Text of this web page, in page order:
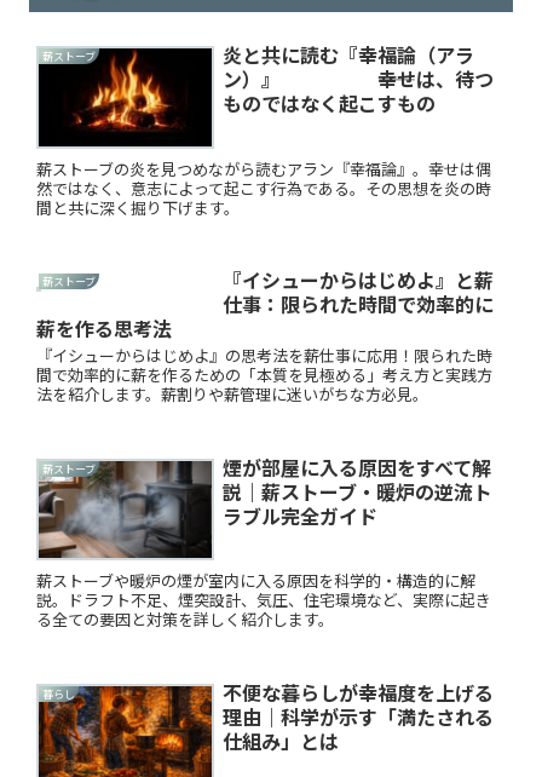
薪ストーブ
炎と共に読む『幸福論（アラ
ン）』 ――幸せは、待つ
ものではなく起こすもの
薪ストーブの炎を見つめながら読むアラン『幸福論』。幸せは偶
然ではなく、意志によって起こす行為である。その思想を炎の時
間と共に深く掘り下げます。
薪ストーブ
『イシューからはじめよ』と薪
仕事：限られた時間で効率的に
薪を作る思考法
『イシューからはじめよ』の思考法を薪仕事に応用！限られた時
間で効率的に薪を作るための「本質を見極める」考え方と実践方
法を紹介します。薪割りや薪管理に迷いがちな方必見。
薪ストーブ
煙が部屋に入る原因をすべて解
説｜薪ストーブ・暖炉の逆流ト
ラブル完全ガイド
薪ストーブや暖炉の煙が室内に入る原因を科学的・構造的に解
説。ドラフト不足、煙突設計、気圧、住宅環境など、実際に起き
る全ての要因と対策を詳しく紹介します。
暮らし
不便な暮らしが幸福度を上げる
理由｜科学が示す「満たされる
仕組み」とは